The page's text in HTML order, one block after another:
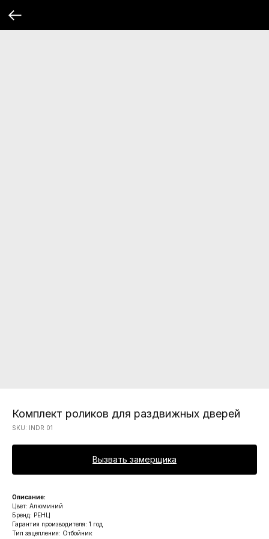
Комплект роликов для раздвижных дверей
SKU: INDR 01
Вызвать замерщика
Описание:
Цвет: Алюминий
Бренд: РЕНЦ
Гарантия производителя: 1 год
Тип зацепления: Отбойник